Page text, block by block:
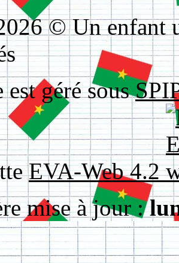
© Un enfant
est géré sous
EVA-Web 4.2
mise à jour :